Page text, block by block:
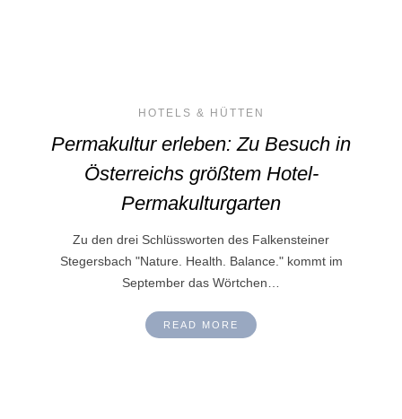
HOTELS & HÜTTEN
Permakultur erleben: Zu Besuch in
Österreichs größtem Hotel-
Permakulturgarten
Zu den drei Schlüssworten des Falkensteiner
Stegersbach "Nature. Health. Balance." kommt im
September das Wörtchen…
READ MORE